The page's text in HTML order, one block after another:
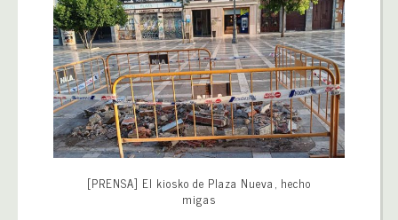
[PRENSA] El kiosko de Plaza Nueva, hecho
migas